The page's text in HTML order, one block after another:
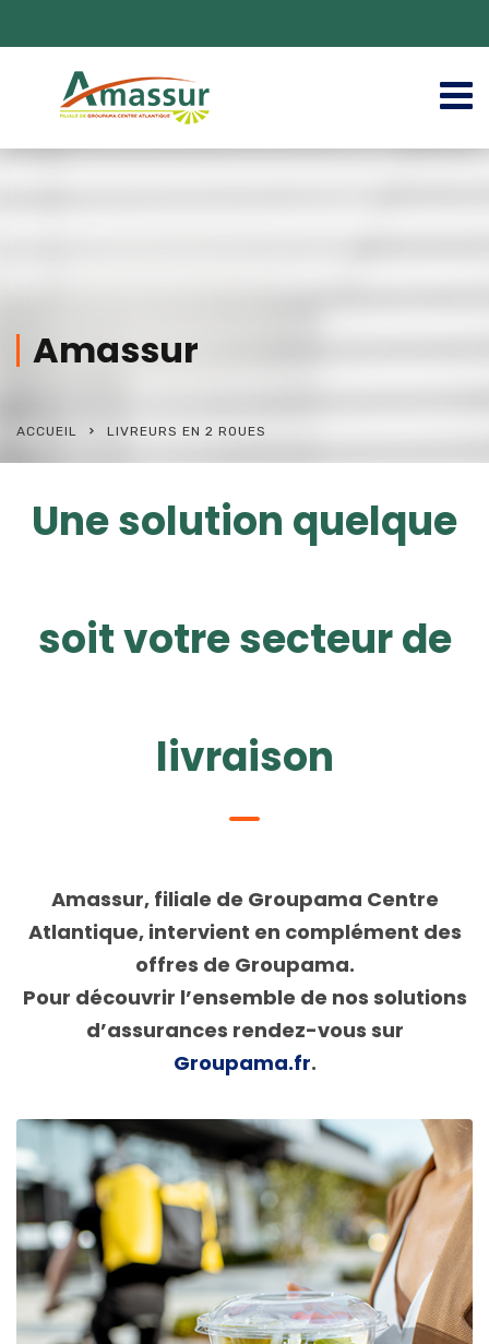
Amassur
ACCUEIL LIVREURS EN 2 ROUES
Une solution quelque
soit votre secteur de
livraison
Amassur, filiale de Groupama Centre
Atlantique, intervient en complément des
offres de Groupama.
Pour découvrir l’ensemble de nos solutions
d’assurances rendez-vous sur
Groupama.fr.